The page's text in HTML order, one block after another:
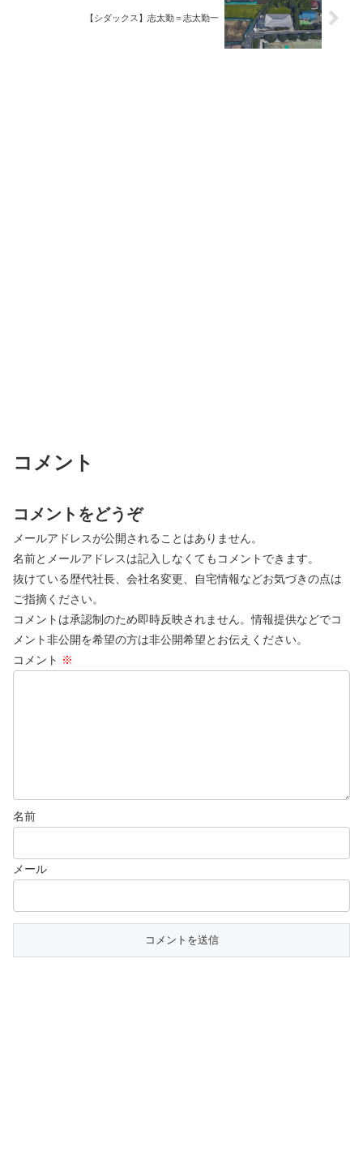
【シダックス】志太勤＝志太勤一
コメント
コメントをどうぞ
メールアドレスが公開されることはありません。
名前とメールアドレスは記入しなくてもコメントできます。
抜けている歴代社長、会社名変更、自宅情報などお気づきの点は
ご指摘ください。
コメントは承認制のため即時反映されません。情報提供などでコ
メント非公開を希望の方は非公開希望とお伝えください。
コメント ※
名前
メール